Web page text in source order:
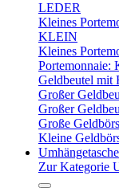
LEDER
Kleines
KLEIN
Kleines
Geldbeutel
Großer
Großer
Große
Kleine
Zur Kategorie